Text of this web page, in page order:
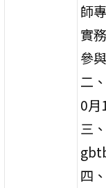
師
實
參
二
0月
三
四